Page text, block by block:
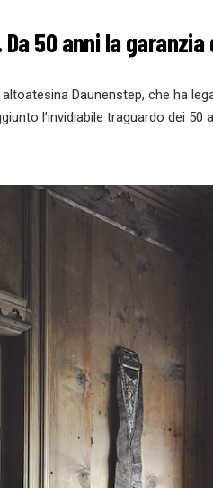
50 anni la
Daunenstep, che ha
l’invidiabile traguardo dei